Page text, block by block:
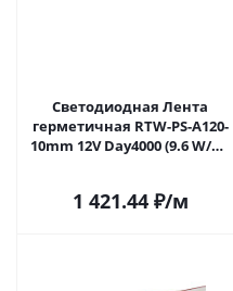
Светодиодная Лента
герметичная RTW-PS-A120-
10mm 12V Day4000 (9.6 W/m,
Саратове
1 421.44₽/м